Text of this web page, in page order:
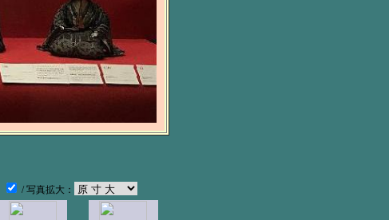
/ 写真拡大：